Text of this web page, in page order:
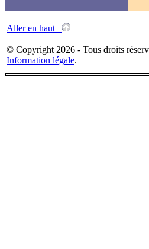
Aller en haut
© Copyright 2026 - Tous droits
Information légale.